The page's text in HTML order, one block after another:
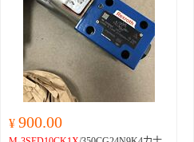
¥ 900.00